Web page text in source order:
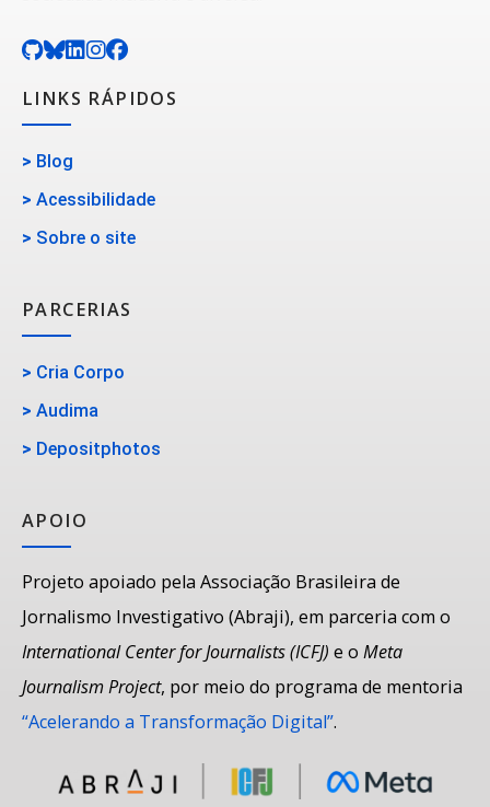
LINKS RÁPIDOS
> Blog
> Acessibilidade
> Sobre o site
PARCERIAS
> Cria Corpo
> Audima
> Depositphotos
APOIO
Projeto apoiado pela Associação Brasileira de
Jornalismo Investigativo (Abraji), em parceria com o
International Center for Journalists (ICFJ) e o Meta
Journalism Project, por meio do programa de mentoria
“Acelerando a Transformação Digital”.